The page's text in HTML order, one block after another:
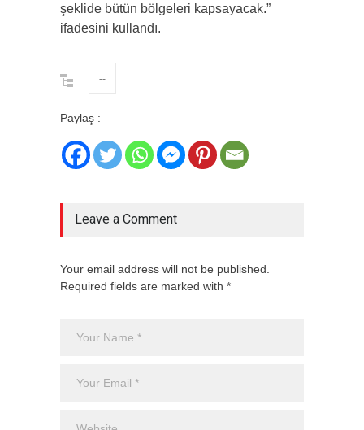
şeklide bütün bölgeleri kapsayacak.”
ifadesini kullandı.
--
Paylaş :
Leave a Comment
Your email address will not be published.
Required fields are marked with *